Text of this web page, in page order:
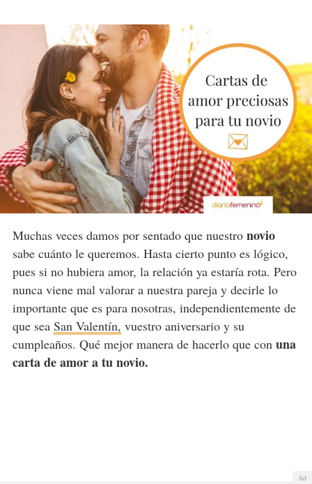
Muchas veces damos por sentado que nuestro novio
sabe cuánto le queremos. Hasta cierto punto es lógico,
pues si no hubiera amor, la relación ya estaría rota. Pero
nunca viene mal valorar a nuestra pareja y decirle lo
importante que es para nosotras, independientemente de
que sea San Valentín, vuestro aniversario y su
cumpleaños. Qué mejor manera de hacerlo que con una
carta de amor a tu novio.
Ad